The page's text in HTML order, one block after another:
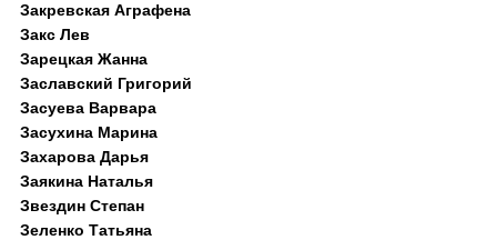
Закревская Аграфена
Закс Лев
Зарецкая Жанна
Заславский Григорий
Засуева Варвара
Засухина Марина
Захарова Дарья
Заякина Наталья
Звездин Степан
Зеленко Татьяна